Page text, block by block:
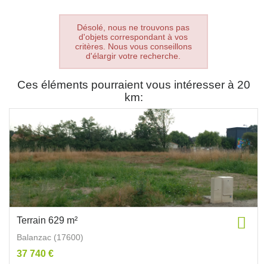
Désolé, nous ne trouvons pas
d'objets correspondant à vos
critères. Nous vous conseillons
d'élargir votre recherche.
Ces éléments pourraient vous intéresser à 20
km:
Terrain 629 m²
Balanzac (17600)
37 740 €